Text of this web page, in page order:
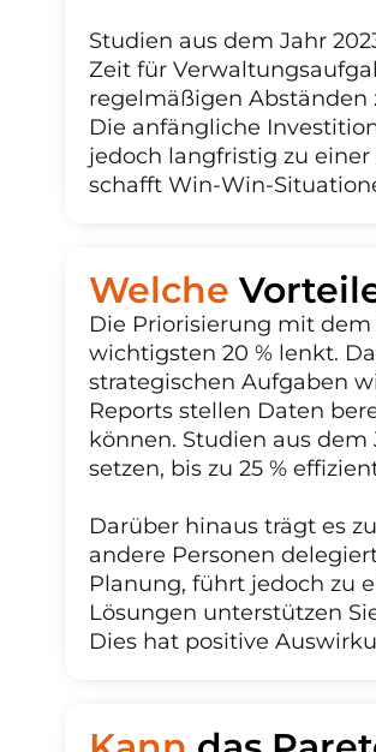
Studien aus dem Jahr
Zeit für
regelmäßigen Abständen
Die anfängliche
jedoch langfristig zu
schafft Win-Win-
Welche
Die Priorisierung mit
wichtigsten 20 % lenkt.
strategischen Aufgaben
Reports stellen Daten
können. Studien aus
setzen, bis zu 25 %
Darüber hinaus trägt es
andere Personen
Planung, führt jedoch zu
Lösungen unterstützen
Dies hat positive